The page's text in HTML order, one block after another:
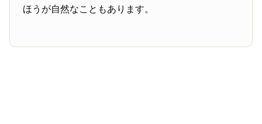
ほうが自然なこともあります。